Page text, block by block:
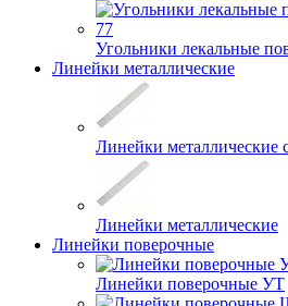
Угольники лекальные
Линейки металлические
Линейки металлические
Линейки металлические
Линейки поверочные
Линейки поверочные УТ